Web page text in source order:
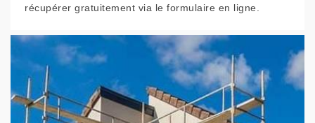
récupérer gratuitement via le formulaire en ligne.